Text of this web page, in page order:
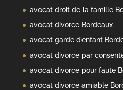
avocat droit de la famille
avocat divorce Bordeaux
avocat garde d’enfant
avocat divorce par
avocat divorce pour faute
avocat divorce amiable